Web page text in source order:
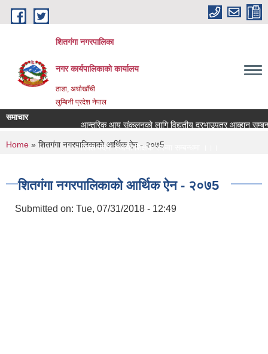
Skip to main content
शितगंगा नगरपालिका
नगर कार्यपालिकाकाे कार्यालय
ठाडा, अर्घाखाँची
लुम्बिनी प्रदेश नेपाल
समाचार
आन्तरिक आय संकलनको लागि विद्युतीय दरभाउपत्र आब्हान
रिक्त पदमा स्थायी शिक्षक सरुवा सम्बन्धमा ।।।
You are here
Home » शितग‌ंगा नगरपालिकाकाे आर्थिक ऐन - २०७5
शितग‌ंगा नगरपालिकाकाे आर्थिक ऐन - २०७5
Submitted on: Tue, 07/31/2018 - 12:49